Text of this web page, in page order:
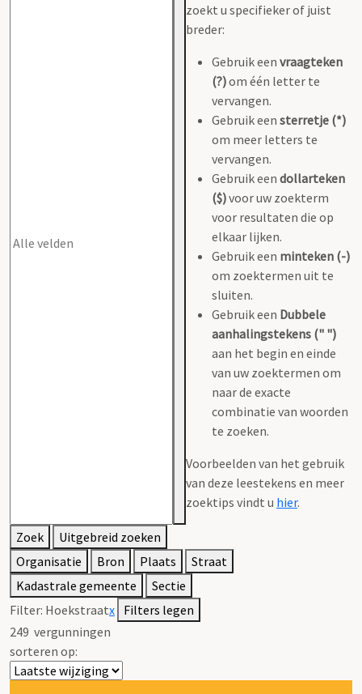
zoekt u specifieker of juist
breder:
Gebruik een vraagteken
(?)om één letter te
vervangen.
Gebruik een sterretje (*)
om meer letters te
vervangen.
Gebruik een dollarteken
($)voor uw zoekterm
voor resultaten die op
elkaar lijken.
Gebruik een minteken (-)
om zoektermen uit te
sluiten.
Gebruik een Dubbele
aanhalingstekens (" ")
aan het begin en einde
van uw zoektermen om
naar de exacte
combinatie van woorden
te zoeken.
Voorbeelden van het gebruik
van deze leestekens en meer
zoektips vindt u hier.
Zoek
Uitgebreid zoeken
Organisatie
Bron Plaats
Straat
Kadastrale gemeente
Sectie
Filter: Hoekstraatx Filters legen
249 vergunningen
sorteren op: